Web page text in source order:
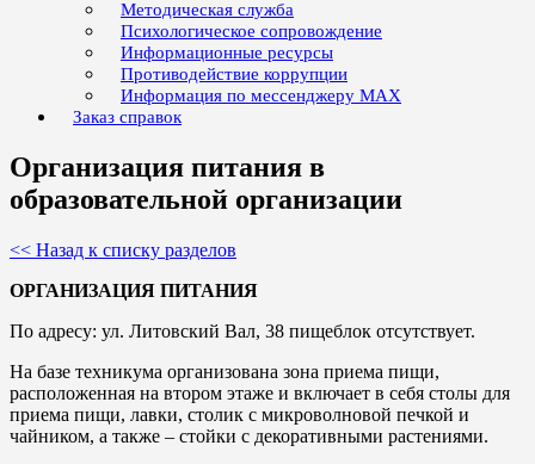
Методическая служба
Психологическое сопровождение
Информационные ресурсы
Противодействие коррупции
Информация по мессенджеру MAX
Заказ справок
Организация питания в
образовательной организации
<< Назад к списку разделов
ОРГАНИЗАЦИЯ ПИТАНИЯ
По адресу: ул. Литовский Вал, 38 пищеблок отсутствует.
На базе техникума организована зона приема пищи,
расположенная на втором этаже и включает в себя столы для
приема пищи, лавки, столик с микроволновой печкой и
чайником, а также – стойки с декоративными растениями.